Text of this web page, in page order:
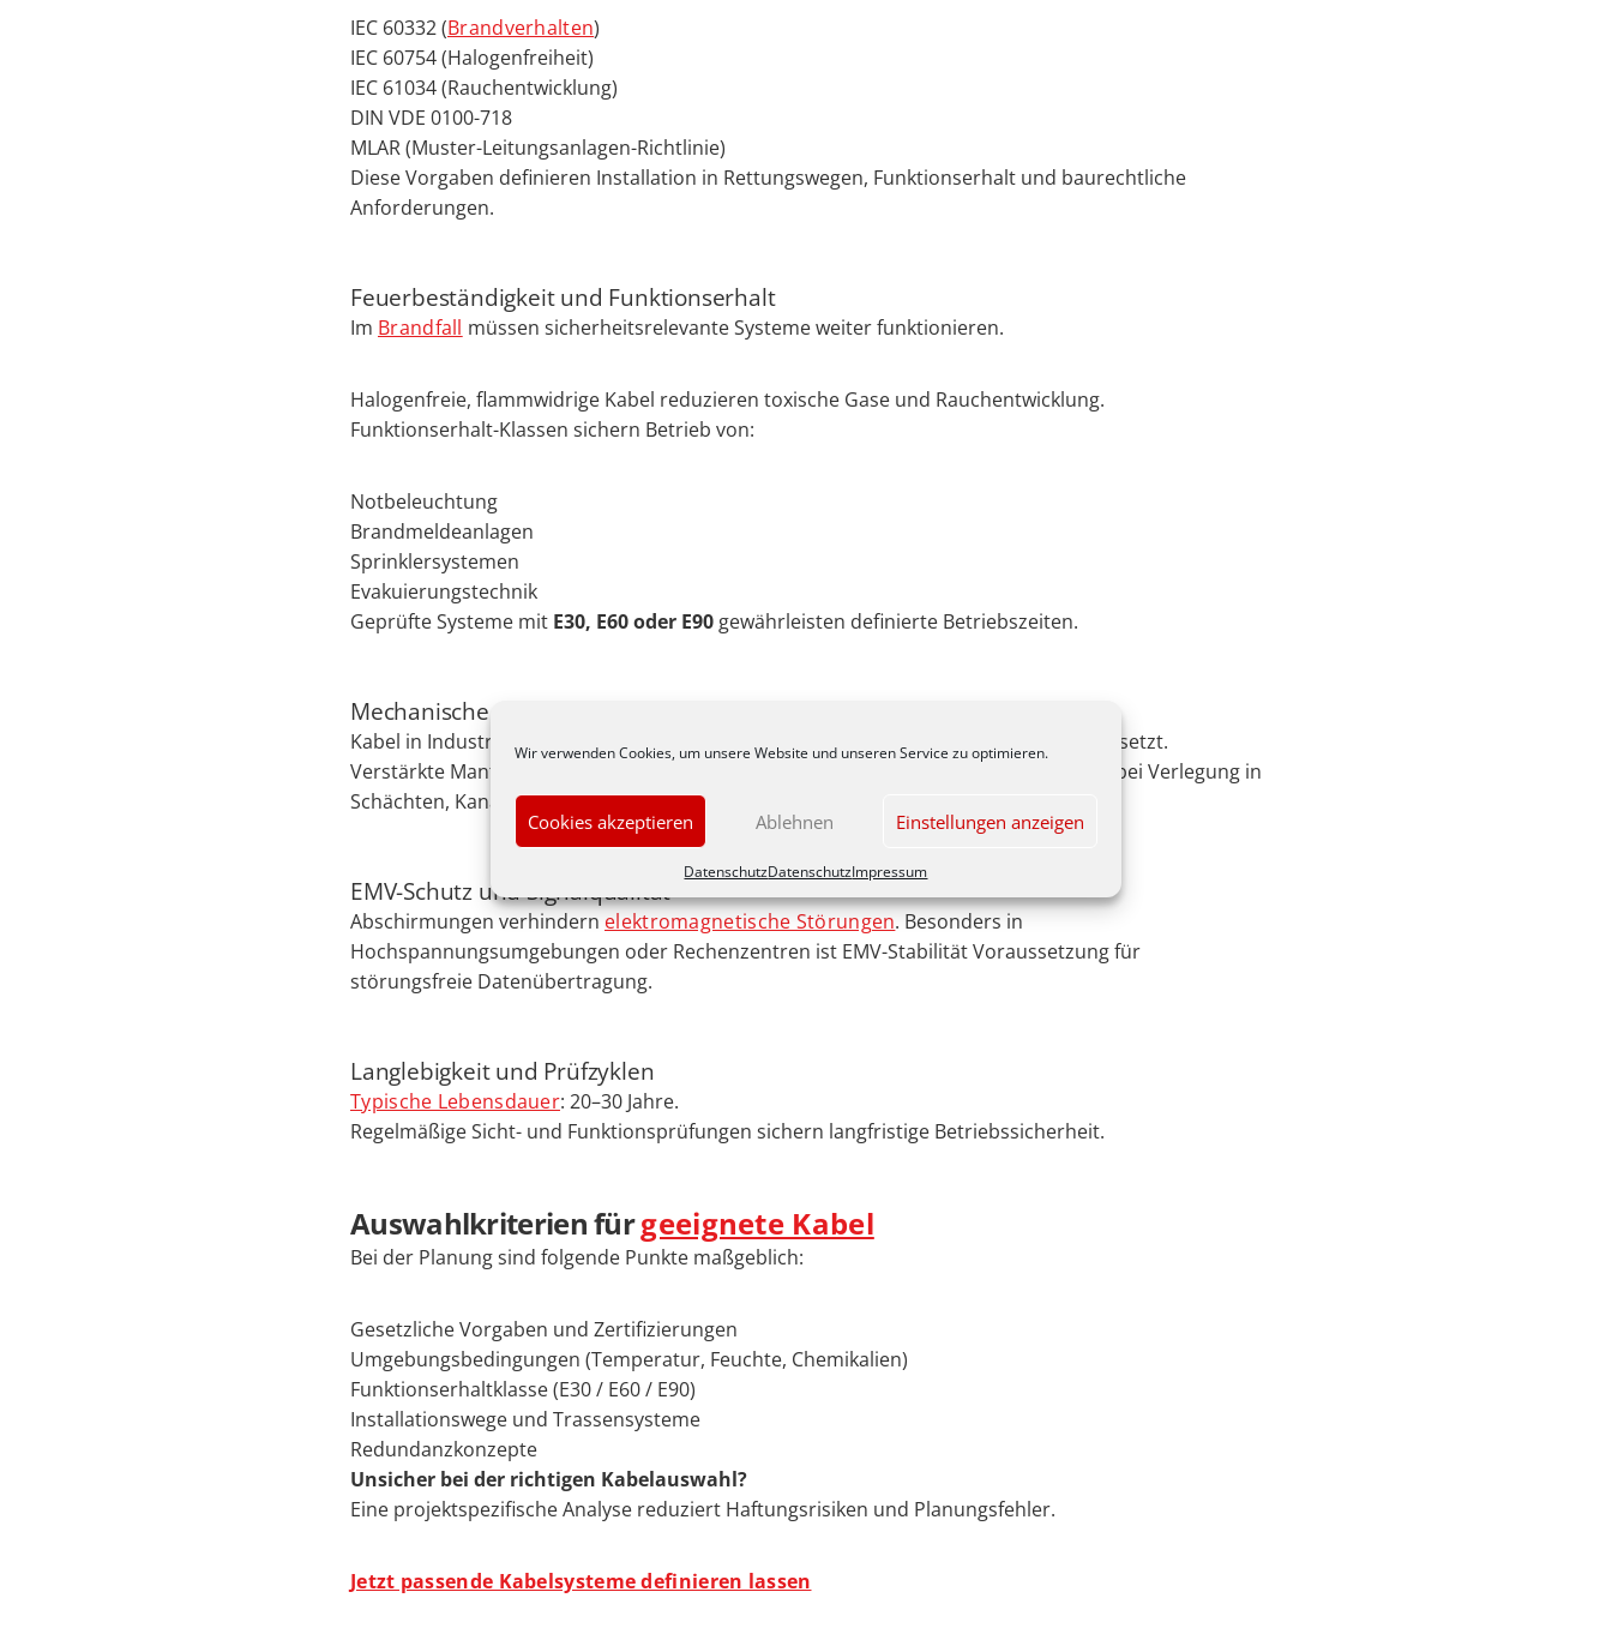
Wir verwenden Cookies, um unsere Website und unseren Service zu optimieren.
Cookies akzeptieren Ablehnen Einstellungen anzeigen
DatenschutzDatenschutzImpressum
IEC 60332 (Brandverhalten)
IEC 60754 (Halogenfreiheit)
IEC 61034 (Rauchentwicklung)
DIN VDE 0100-718
MLAR (Muster-Leitungsanlagen-Richtlinie)
Diese Vorgaben definieren Installation in Rettungswegen, Funktionserhalt und baurechtliche
Anforderungen.
Feuerbeständigkeit und Funktionserhalt
Im Brandfall müssen sicherheitsrelevante Systeme weiter funktionieren.
Halogenfreie, flammwidrige Kabel reduzieren toxische Gase und Rauchentwicklung.
Funktionserhalt-Klassen sichern Betrieb von:
Notbeleuchtung
Brandmeldeanlagen
Sprinklersystemen
Evakuierungstechnik
Geprüfte Systeme mit E30, E60 oder E90 gewährleisten definierte Betriebszeiten.
Mechanische und chemische Beständigkeit
Kabel in Industrieanlagen sind Öl, Chemikalien, Feuchtigkeit oder UV-Strahlung ausgesetzt.
Verstärkte Mantelmaterialien und robuste Konstruktionen sichern Langzeitstabilität bei Verlegung in
Schächten, Kanälen oder Trassen.
EMV-Schutz und Signalqualität
Abschirmungen verhindern elektromagnetische Störungen. Besonders in
Hochspannungsumgebungen oder Rechenzentren ist EMV-Stabilität Voraussetzung für
störungsfreie Datenübertragung.
Langlebigkeit und Prüfzyklen
Typische Lebensdauer: 20–30 Jahre.
Regelmäßige Sicht- und Funktionsprüfungen sichern langfristige Betriebssicherheit.
Auswahlkriterien fürgeeignete Kabel
Bei der Planung sind folgende Punkte maßgeblich:
Gesetzliche Vorgaben und Zertifizierungen
Umgebungsbedingungen (Temperatur, Feuchte, Chemikalien)
Funktionserhaltklasse (E30 / E60 / E90)
Installationswege und Trassensysteme
Redundanzkonzepte
Unsicher bei der richtigen Kabelauswahl?
Eine projektspezifische Analyse reduziert Haftungsrisiken und Planungsfehler.
Jetzt passende Kabelsysteme definieren lassen